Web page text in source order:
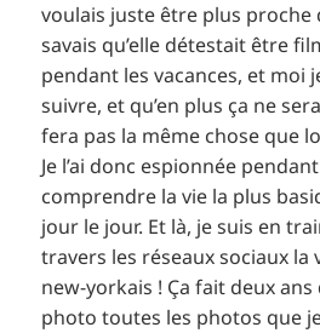
voulais juste être plus proche
savais qu’elle détestait être
pendant les vacances, et moi
suivre, et qu’en plus ça ne
fera pas la même chose que
Je l’ai donc espionnée
comprendre la vie la plus
jour le jour. Et là, je suis en
travers les réseaux sociaux la
new-yorkais ! Ça fait deux
photo toutes les photos que